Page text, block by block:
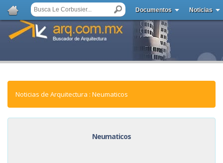
Documentos Noticias
Noticias de Arquitectura : Neumaticos
Neumaticos